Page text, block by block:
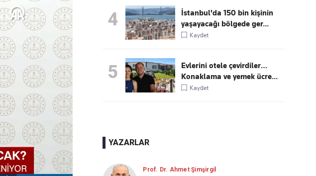
4
İstanbul'da 150 bin kişinin
yaşayacağı bölgede ger...
Kaydet
5
Evlerini otele çevirdiler…
Konaklama ve yemek ücre...
Kaydet
YAZARLAR
Prof. Dr. Ahmet Şimşirgil